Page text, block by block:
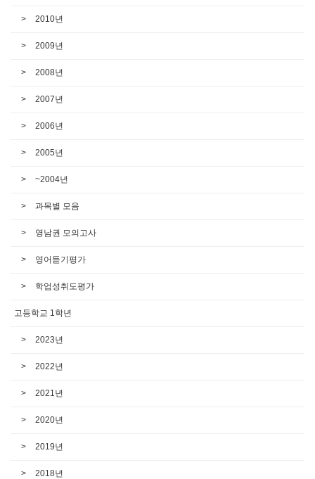
2010년
2009년
2008년
2007년
2006년
2005년
~2004년
과목별 모음
영남권 모의고사
영어듣기평가
학업성취도평가
고등학교 1학년
2023년
2022년
2021년
2020년
2019년
2018년